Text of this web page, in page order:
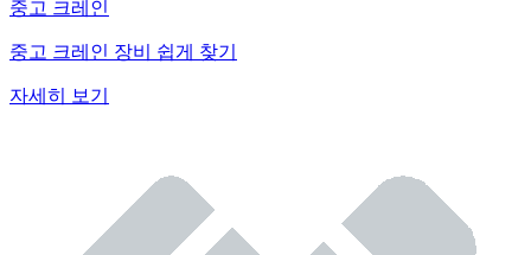
중고 크레인
중고 크레인 장비 쉽게 찾기
자세히 보기